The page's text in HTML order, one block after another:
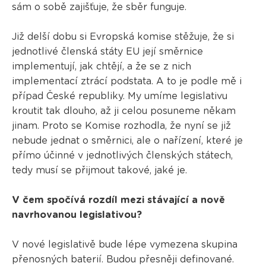
sám o sobě zajišťuje, že sběr funguje.
Již delší dobu si Evropská komise stěžuje, že si
jednotlivé členská státy EU její směrnice
implementují, jak chtějí, a že se z nich
implementací ztrácí podstata. A to je podle mě i
případ České republiky. My umíme legislativu
kroutit tak dlouho, až ji celou posuneme někam
jinam. Proto se Komise rozhodla, že nyní se již
nebude jednat o směrnici, ale o nařízení, které je
přímo účinné v jednotlivých členských státech,
tedy musí se přijmout takové, jaké je.
V čem spočívá rozdíl mezi stávající a nově
navrhovanou legislativou?
V nové legislativě bude lépe vymezena skupina
přenosných baterií. Budou přesněji definované.